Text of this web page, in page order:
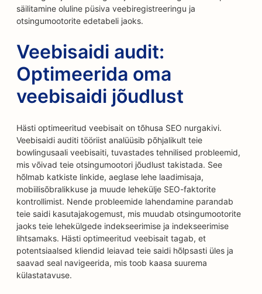
säilitamine oluline püsiva veebiregistreeringu ja
otsingumootorite edetabeli jaoks.
Veebisaidi audit:
Optimeerida oma
veebisaidi jõudlust
Hästi optimeeritud veebisait on tõhusa SEO nurgakivi.
Veebisaidi auditi tööriist analüüsib põhjalikult teie
bowlingusaali veebisaiti, tuvastades tehnilised probleemid,
mis võivad teie otsingumootori jõudlust takistada. See
hõlmab katkiste linkide, aeglase lehe laadimisaja,
mobiilisõbralikkuse ja muude lehekülje SEO-faktorite
kontrollimist. Nende probleemide lahendamine parandab
teie saidi kasutajakogemust, mis muudab otsingumootorite
jaoks teie lehekülgede indekseerimise ja indekseerimise
lihtsamaks. Hästi optimeeritud veebisait tagab, et
potentsiaalsed kliendid leiavad teie saidi hõlpsasti üles ja
saavad seal navigeerida, mis toob kaasa suurema
külastatavuse.